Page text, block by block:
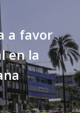
a favor
en la